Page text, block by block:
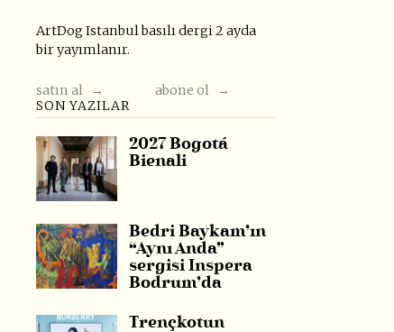
ArtDog Istanbul basılı dergi 2 ayda
bir yayımlanır.
satın al →
abone ol →
SON YAZILAR
2027 Bogotá
Bienali
Bedri Baykam’ın
“Aynı Anda”
sergisi Inspera
Bodrum’da
Trençkotun